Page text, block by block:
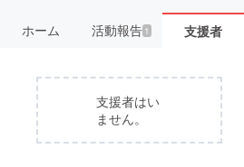
ホーム 活動報告1 支援者
支援者はい
ません。